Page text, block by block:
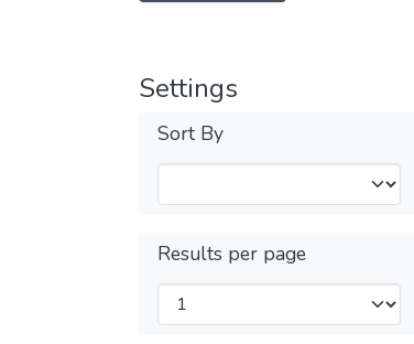
Settings
Sort By
Results per page